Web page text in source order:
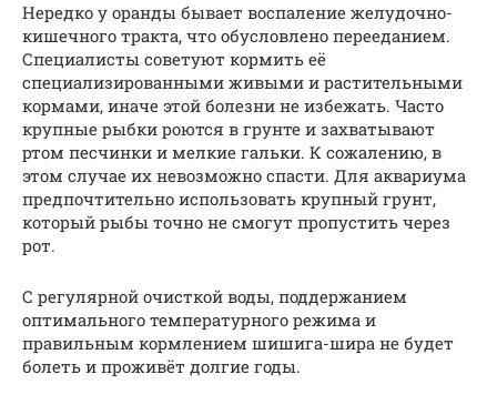
Нередко у оранды бывает воспаление желудочно-
кишечного тракта, что обусловлено перееданием.
Специалисты советуют кормить её
специализированными живыми и растительными
кормами, иначе этой болезни не избежать. Часто
крупные рыбки роются в грунте и захватывают
ртом песчинки и мелкие гальки. К сожалению, в
этом случае их невозможно спасти. Для аквариума
предпочтительно использовать крупный грунт,
который рыбы точно не смогут пропустить через
рот.
С регулярной очисткой воды, поддержанием
оптимального температурного режима и
правильным кормлением шишига-шира не будет
болеть и проживёт долгие годы.